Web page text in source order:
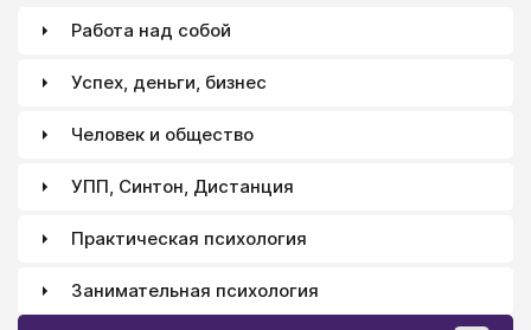
Работа над собой
Успех, деньги, бизнес
Человек и общество
УПП, Синтон, Дистанция
Практическая психология
Занимательная психология